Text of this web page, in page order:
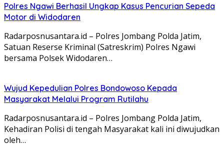
Polres Ngawi Berhasil Ungkap Kasus Pencurian Sepeda
Motor di Widodaren
Radarposnusantara.id – Polres Jombang Polda Jatim,
Satuan Reserse Kriminal (Satreskrim) Polres Ngawi
bersama Polsek Widodaren…
Wujud Kepedulian Polres Bondowoso Kepada
Masyarakat Melalui Program Rutilahu
Radarposnusantara.id – Polres Jombang Polda Jatim,
Kehadiran Polisi di tengah Masyarakat kali ini diwujudkan
oleh…